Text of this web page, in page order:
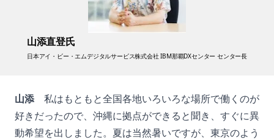
山添直登氏
日本アイ・ビー・エムデジタルサービス株式会社 IBM那覇DXセンター センター長
山添 私はもともと全国各地いろいろな場所で働くのが
好きだったので、沖縄に拠点ができると聞き、すぐに異
動希望を出しました。夏は当然暑いですが、東京のよう